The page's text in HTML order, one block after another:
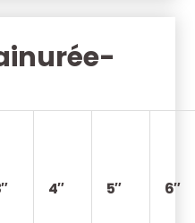
4″ 5″ 6″